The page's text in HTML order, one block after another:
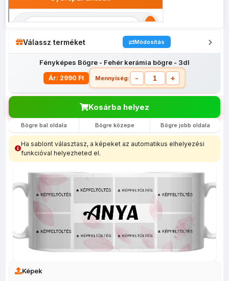
Válassz terméket Módosítás
Fényképes Bögre - Fehér kerámia bögre - 3dl
Ár: 2990 Ft Mennyiség: - +
Fényképes
Fehér
kerámia
bögre - 3dl
Fehér
Fényképes
Fehér
Bögre
Kosárba helyez
Képek
Bögre bal oldala Bögre közepe Bögre jobb oldala
Ha sablont választasz, a képeket az automatikus elhelyezési
funkcióval helyezheted el.